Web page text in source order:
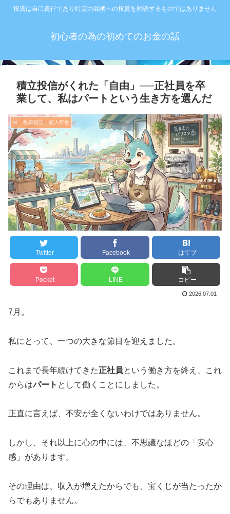
投資は自己責任であり特定の銘柄への投資を勧誘するものではありません
初心者の為の初めてのお金の話
積立投信がくれた「自由」──正社員を卒
業して、私はパートという生き方を選んだ
株 投資信託 個人年金
Twitter Facebook はてブ
Pocket LINE コピー
2026.07.01
7月。
私にとって、一つの大きな節目を迎えました。
これまで長年続けてきた正社員という働き方を終え、これ
からはパート として働くことにしました。
正直に言えば、不安が全くないわけではありません。
しかし、それ以上に心の中には、不思議なほどの「安心
感」があります。
その理由は、収入が増えたからでも、宝くじが当たったか
らでもありません。